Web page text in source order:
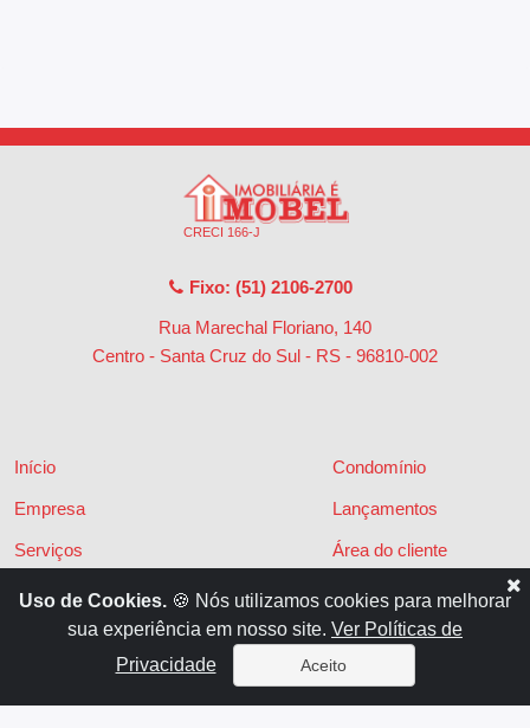
CRECI 166-J
Fixo: (51) 2106-2700
Rua Marechal Floriano, 140
Centro - Santa Cruz do Sul - RS - 96810-002
Início
Empresa
Serviços
Financiamentos
Locações
Condomínio
Lançamentos
Área do cliente
Políticas de privacidade
Contato
Uso de Cookies. 🍪 Nós utilizamos cookies para melhorar
sua experiência em nosso site. Ver Políticas de
Privacidade
Aceito